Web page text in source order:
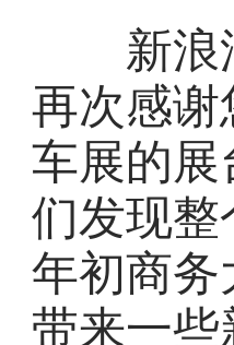
新浪汽
再次感
车展的展
们发现整
年初商
带来一